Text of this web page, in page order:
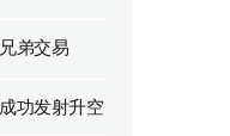
弟交易
功发射升空